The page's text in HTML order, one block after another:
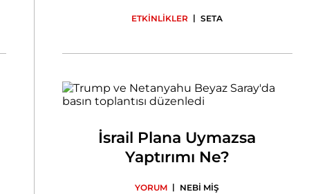
ETKİNLİKLER | SETA
İsrail Plana Uymazsa
Yaptırımı Ne?
YORUM | NEBİ MİŞ